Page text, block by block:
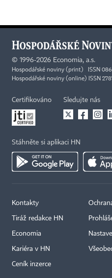
© 1996-2026 Economia, a.s.
Hospodářské noviny (print) ISSN
Hospodářské noviny (online) ISSN
Certifikováno Sledujte nás
Stáhněte si aplikaci HN
Kontakty
Tiráž redakce HN
Economia
Kariéra v HN
Ceník inzerce